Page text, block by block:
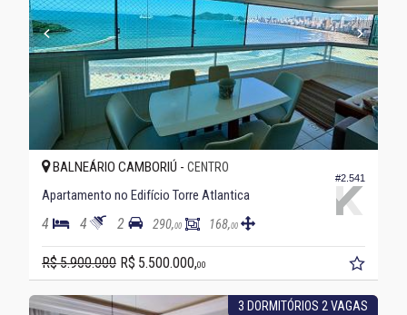
#2.541
BALNEÁRIO CAMBORIÚ - CENTRO
Apartamento no Edifício Torre Atlantica
4 4 2 290,00 168,00
R$ 5.900.000 R$ 5.500.000,00
3 DORMITÓRIOS 2 VAGAS